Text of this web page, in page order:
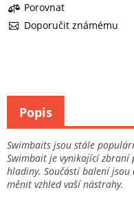
Porovnat
Doporučit známému
Swimbaits jsou stále
Swimbait je vynikající
hladiny. Součástí balení jsou
měnit vzhled vaší nástrahy.
Popis